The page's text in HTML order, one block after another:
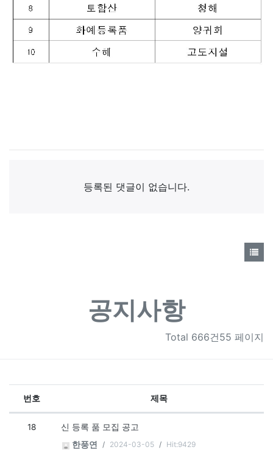
등록된 댓글이 없습니다.
공지사항
Total 666건55 페이지
번호 제목
18
신 등록 품 모집 공고
한풍연
2024-03-05 Hit:9429